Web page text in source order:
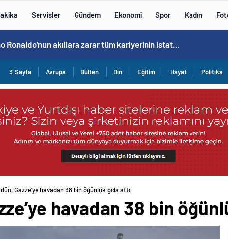
Servisler Gündem Ekonomi Spor Kadın
Cristiano Ronaldo’nun akıllara zarar tüm kariyerinin istatistiğini çıkardık !
3.Sayfa Avrupa Bülten Din Eğitim Hayat Politika
Gazze’ye havadan 38 bin öğünlük gıda attı
havadan 38 bin